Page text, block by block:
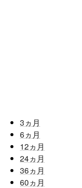
3ヵ月
6ヵ月
12ヵ月
24ヵ月
36ヵ月
60ヵ月